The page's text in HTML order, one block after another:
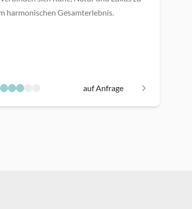
harmonischen Gesamterlebnis.
auf Anfrage